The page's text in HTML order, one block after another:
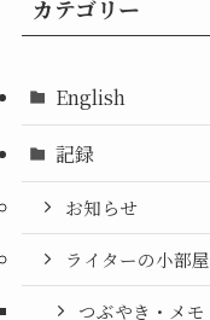
カテゴリー
English
記録
お知らせ
ライターの小部屋
つぶやき・メモ